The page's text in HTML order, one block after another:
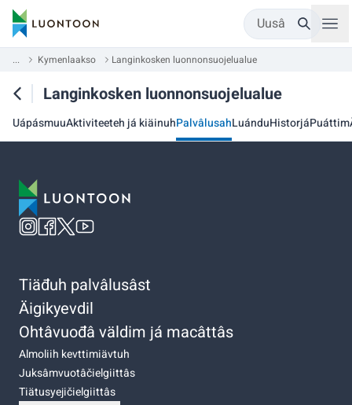
Uusâ
... Kymenlaakso Langinkosken luonnonsuojelualue
Langinkosken luonnonsuojelualue
UápásmuuAktiviteeteh já kiäinuhPalvâlusahLuánduHistorjáPuáttim
Tiäđuh palvâlusâst
Äigikyevdil
Ohtâvuođâ väldim já macâttâs
Almoliih kevttimiävtuh
Juksâmvuotâčielgiittâs
Tiätusyejičielgiittâs